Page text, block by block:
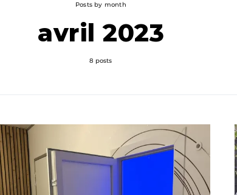
Posts by month
avril 2023
8 posts